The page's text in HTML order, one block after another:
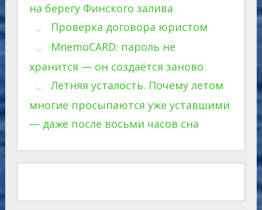
на берегу Финского залива
Проверка договора юристом
MnemoCARD: пароль не
хранится — он создаётся заново
Летняя усталость. Почему летом
многие просыпаются уже уставшими
— даже после восьми часов сна